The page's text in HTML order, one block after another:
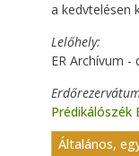
a kedvtelésen
Lelőhely
ER Archívum -
Prédikálószék
Általános,